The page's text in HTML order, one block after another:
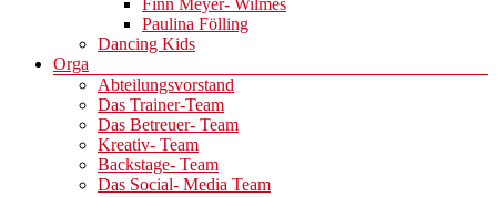
Finn Meyer- Wilmes
Paulina Fölling
Dancing Kids
Orga
Abteilungsvorstand
Das Trainer-Team
Das Betreuer- Team
Kreativ- Team
Backstage- Team
Das Social- Media Team